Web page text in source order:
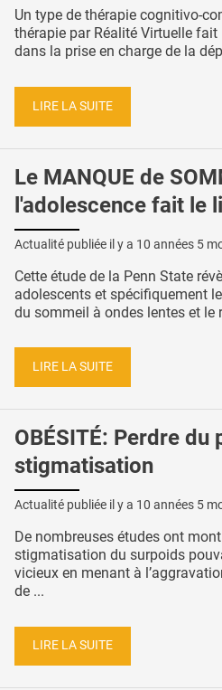
Un type de thérapie cognitivo-
thérapie par Réalité Virtuelle
dans la prise en charge de la
LIRE LA SUITE
Le MANQUE de
l'adolescence fait le
Actualité publiée il y a 10 années 5
Cette étude de la Penn State
adolescents et spécifiquement
du sommeil à ondes lentes et le
LIRE LA SUITE
OBÉSITÉ: Perdre
stigmatisation
Actualité publiée il y a 10 années 5
De nombreuses études ont
stigmatisation du surpoids
vicieux en menant à
de ...
LIRE LA SUITE